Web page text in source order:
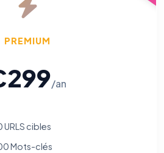
PREMIUM
/an
URLS cibles
Mots-clés